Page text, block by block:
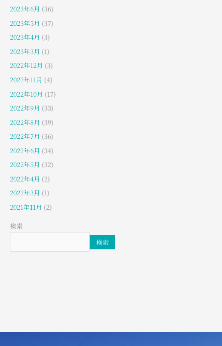
2023年6月 (36)
2023年5月 (37)
2023年4月 (3)
2023年3月 (1)
2022年12月 (3)
2022年11月 (4)
2022年10月 (17)
2022年9月 (33)
2022年8月 (39)
2022年7月 (36)
2022年6月 (34)
2022年5月 (32)
2022年4月 (2)
2022年3月 (1)
2021年11月 (2)
検索
検索